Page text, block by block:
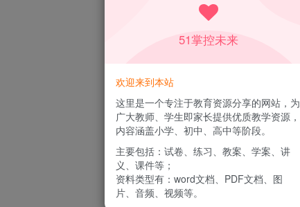
51掌控未来
欢迎来到本站
这里是一个专注于教育资源分享的网站，为
广大教师、学生即家长提供优质教学资源，
内容涵盖小学、初中、高中等阶段。
主要包括：试卷、练习、教案、学案、讲
义、课件等；
资料类型有：word文档、PDF文档、图
片、音频、视频等。